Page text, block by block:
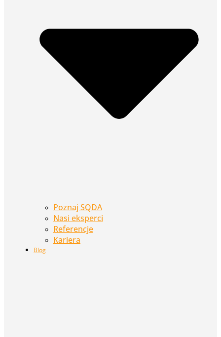
Poznaj SQDA
Nasi eksperci
Referencje
Kariera
Blog